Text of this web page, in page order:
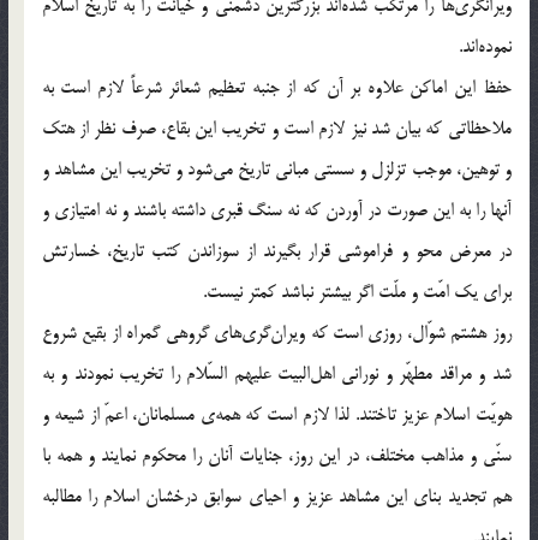
نموده‎اند.
حفظ این اماکن علاوه بر آن که از جنبه تعظیم شعائر شرعاً لازم است به
ملاحظاتی که بیان شد نیز لازم است و تخریب این بقاع، صرف نظر از هتک
و توهین، موجب تزلزل و سستی مبانی تاریخ می‎شود و تخریب این مشاهد و
آنها را به این صورت در آوردن که نه سنگ قبری داشته باشند و نه امتیازی و
در معرض محو و فراموشی قرار بگیرند از سوزاندن کتب تاریخ، خسارتش
برای یک امّت و ملّت اگر بیشتر نباشد کمتر نیست.
روز هشتم شوّال، روزی است که ویران‌گری‌های گروهی گمراه از بقیع شروع
شد و مراقد مطهّر و نورانی اهل‌البیت علیهم السّلام را تخریب نمودند و به
هویّت اسلام عزیز تاختند. لذا لازم است که همه‌ی مسلمانان، اعمّ از شیعه و
سنّی و مذاهب مختلف، در این روز، جنایات آنان را محکوم نمایند و همه با
هم تجدید بنای این مشاهد عزیز و احیای سوابق درخشان اسلام را مطالبه